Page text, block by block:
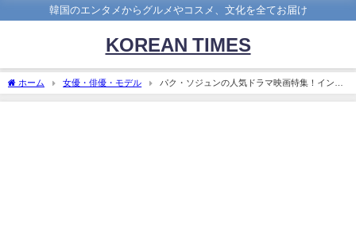
韓国のエンタメからグルメやコスメ、文化を全てお届け
KOREAN TIMES
ホーム 女優・俳優・モデル
パク・ソジュンの人気ドラマ映画特集！インス
タでのイケメンショットも大公開！